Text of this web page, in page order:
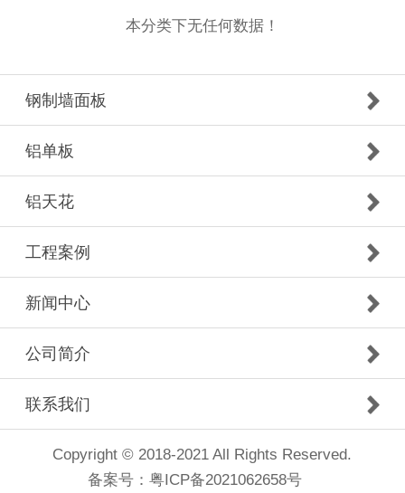
本分类下无任何数据！
钢制墙面板
铝单板
铝天花
工程案例
新闻中心
公司简介
联系我们
Copyright © 2018-2021 All Rights Reserved.
备案号： 粤ICP备2021062658号